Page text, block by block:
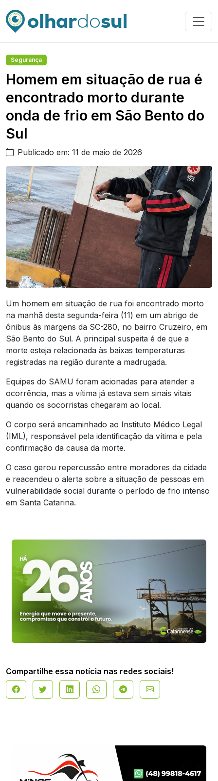
Segurança
Homem em situação de rua é
encontrado morto durante
onda de frio em São Bento do
Sul
Publicado em: 11 de maio de 2026
Um homem em situação de rua foi encontrado morto
na manhã desta segunda-feira (11) em um abrigo de
ônibus às margens da SC-280, no bairro Cruzeiro, em
São Bento do Sul. A principal suspeita é de que a
morte esteja relacionada às baixas temperaturas
registradas na região durante a madrugada.
Equipes do SAMU foram acionadas para atender a
ocorrência, mas a vítima já estava sem sinais vitais
quando os socorristas chegaram ao local.
O corpo será encaminhado ao Instituto Médico Legal
(IML), responsável pela identificação da vítima e pela
confirmação da causa da morte.
O caso gerou repercussão entre moradores da cidade
e reacendeu o alerta sobre a situação de pessoas em
vulnerabilidade social durante o período de frio intenso
em Santa Catarina.
Compartilhe essa notícia nas redes sociais!